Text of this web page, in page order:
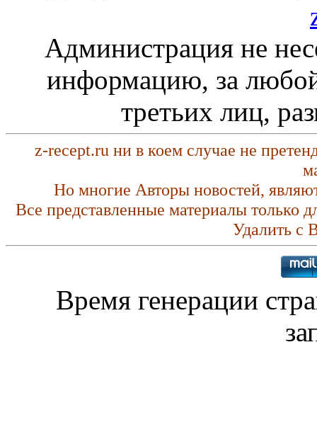
Администрация не
информацию, за любой
третьих лиц,
z-recept.ru ни в коем случае не
Но многие Авторы новостей,
Все представленные материалы только
Удалить с
Время генерации